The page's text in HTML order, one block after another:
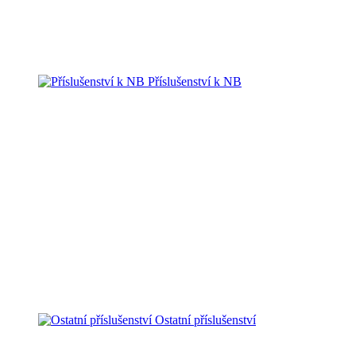
Příslušenství k NB
Ostatní příslušenství